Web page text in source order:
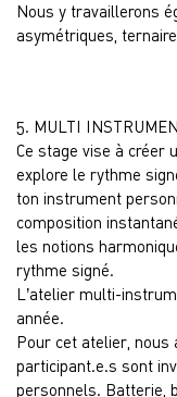
Nous y travaillerons
asymétriques,
5. MULTI
Ce stage vise à créer
explore le rythme
ton instrument
composition
les notions
rythme signé.
L’atelier multi-
année.
Pour cet atelier, nous
participant.e.s sont
personnels. Batterie,